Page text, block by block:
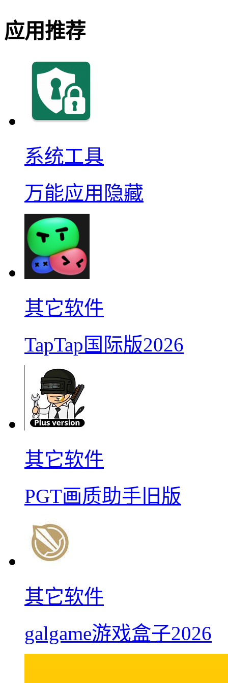
应用推荐
系统工具
万能应用隐藏
其它软件
TapTap国际版2026
其它软件
PGT画质助手旧版
其它软件
galgame游戏盒子2026